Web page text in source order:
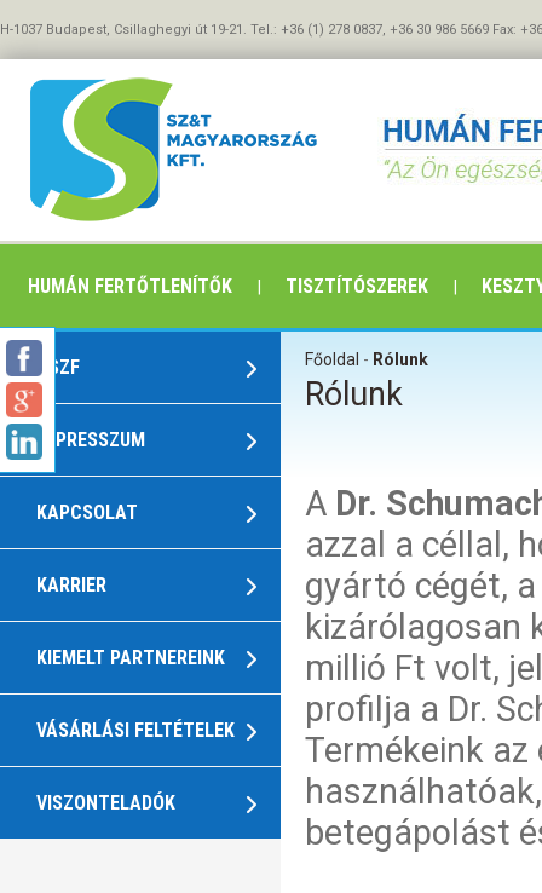
H-1037 Budapest, Csillaghegyi út 19-21. Tel.: +36 (1) 278 0837, +36 30 986 5669 Fax:
HUMÁN FERTŐTLENÍTŐK TISZTÍTÓSZEREK
ÁSZF
IMPRESSZUM
KAPCSOLAT
KARRIER
KIEMELT PARTNEREINK
VÁSÁRLÁSI FELTÉTELEK
VISZONTELADÓK
Főoldal - Rólunk
Rólunk
A Dr.
azzal a céllal,
gyártó cégét,
kizárólagosan
millió Ft volt,
profilja a Dr.
Termékeink
betegápolást